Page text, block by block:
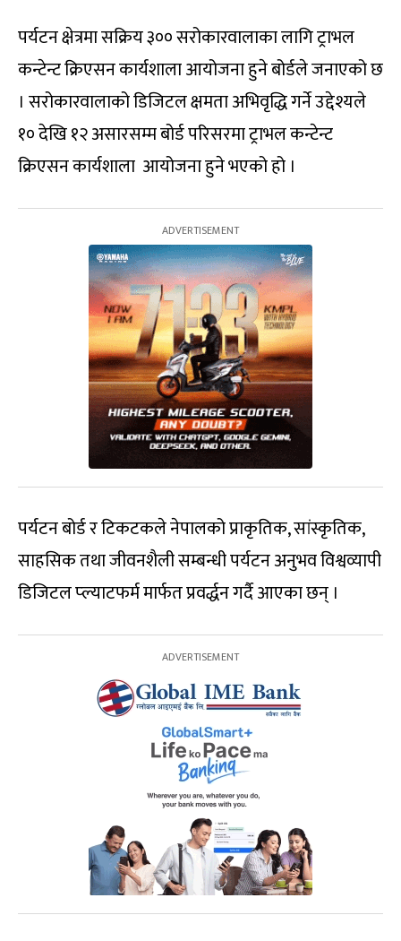
पर्यटन क्षेत्रमा सक्रिय ३०० सरोकारवालाका लागि ट्राभल
कन्टेन्ट क्रिएसन कार्यशाला आयोजना हुने बोर्डले जनाएको छ
। सरोकारवालाको डिजिटल क्षमता अभिवृद्धि गर्ने उद्देश्यले
१० देखि १२ असारसम्म बोर्ड परिसरमा ट्राभल कन्टेन्ट
क्रिएसन कार्यशाला आयोजना हुने भएको हो ।
पर्यटन बोर्ड र टिकटकले नेपालको प्राकृतिक, सांस्कृतिक,
साहसिक तथा जीवनशैली सम्बन्धी पर्यटन अनुभव विश्वव्यापी
डिजिटल प्ल्याटफर्म मार्फत प्रवर्द्धन गर्दै आएका छन् ।